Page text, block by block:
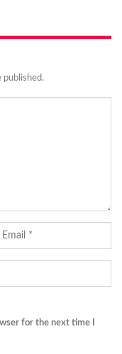
published.
for the next time I